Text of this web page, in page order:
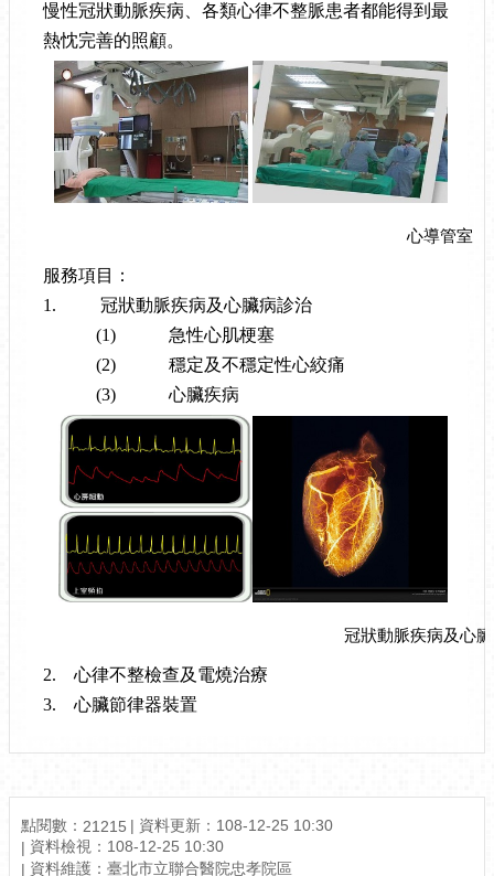
慢性冠狀動脈疾病、各類心律不整脈患者都能得到最
熱忱完善的照顧。
心導管室
服務項目：
1.
冠狀動脈疾病及心臟病診治
(1)
急性心肌梗塞
(2)
穩定及不穩定性心絞痛
(3)
心臟疾病
冠狀動脈疾病及心
2.
心律不整檢查及電燒治療
3.
心臟節律器裝置
點閱數： 21215 資料更新： 108-12-25 10:30
資料檢視： 108-12-25 10:30
資料維護： 臺北市立聯合醫院忠孝院區